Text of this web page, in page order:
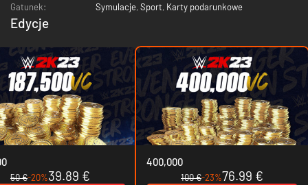
Gatunek:
Symulacje, Sport, Karty podarunkowe
Edycje
50 €-20%39.89 €
400,000
100 €-23%76.99 €